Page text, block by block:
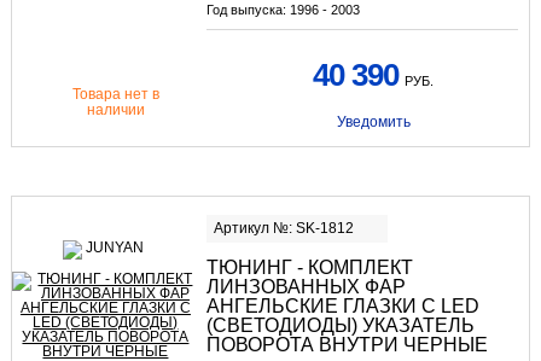
Год выпуска: 1996 - 2003
Товара нет в
наличии
40 390 РУБ.
Уведомить
Артикул №: SK-1812
ТЮНИНГ - КОМПЛЕКТ
ЛИНЗОВАННЫХ ФАР
АНГЕЛЬСКИЕ ГЛАЗКИ С LED
(СВЕТОДИОДЫ) УКАЗАТЕЛЬ
ПОВОРОТА ВНУТРИ ЧЕРНЫЕ